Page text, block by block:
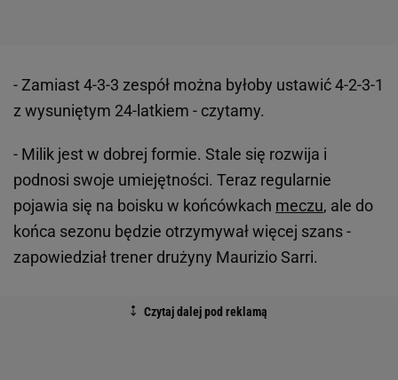
- Zamiast 4-3-3 zespół można byłoby ustawić 4-2-3-1
z wysuniętym 24-latkiem - czytamy.
- Milik jest w dobrej formie. Stale się rozwija i
podnosi swoje umiejętności. Teraz regularnie
pojawia się na boisku w końcówkach meczu, ale do
końca sezonu będzie otrzymywał więcej szans -
zapowiedział trener drużyny Maurizio Sarri.